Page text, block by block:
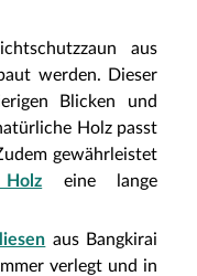
aus
werden. Dieser
Blicken und
Holz passt
gewährleistet
eine lange
aus Bangkirai
verlegt und in